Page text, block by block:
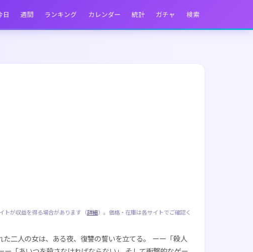
日 週間 ランキング カレンダー 統計 ガチャ 検索
トが収益を得る場合があります（詳細）。価格・在庫は各サイトでご確認く
二人の女は、ある夜、復讐の誓いを立てる。 ーー「殺人